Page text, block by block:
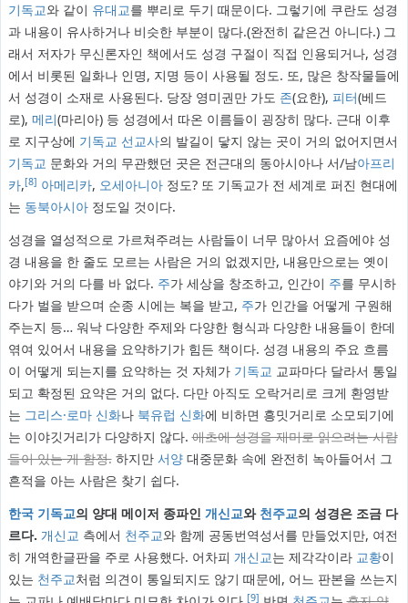
기독교와 같이 유대교를 뿌리로 두기 때문이다. 그렇기에 쿠란도 성경
과 내용이 유사하거나 비슷한 부분이 많다.(완전히 같은건 아니다.) 그
래서 저자가 무신론자인 책에서도 성경 구절이 직접 인용되거나, 성경
에서 비롯된 일화나 인명, 지명 등이 사용될 정도. 또, 많은 창작물들에
서 성경이 소재로 사용된다. 당장 영미권만 가도 존(요한), 피터(베드
로), 메리(마리아) 등 성경에서 따온 이름들이 굉장히 많다. 근대 이후
로 지구상에 기독교 선교사의 발길이 닿지 않는 곳이 거의 없어지면서
기독교 문화와 거의 무관했던 곳은 전근대의 동아시아나 서/남아프리
카,[8] 아메리카, 오세아니아정도? 또 기독교가 전 세계로 퍼진 현대에
는 동북아시아정도일 것이다.
성경을 열성적으로 가르쳐주려는 사람들이 너무 많아서 요즘에야 성
경 내용을 한 줄도 모르는 사람은 거의 없겠지만, 내용만으로는 옛이
야기와 거의 다를 바 없다. 주가 세상을 창조하고, 인간이 주를 무시하
다가 벌을 받으며 순종 시에는 복을 받고, 주가 인간을 어떻게 구원해
주는지 등… 워낙 다양한 주제와 다양한 형식과 다양한 내용들이 한데
엮여 있어서 내용을 요약하기가 힘든 책이다. 성경 내용의 주요 흐름
이 어떻게 되는지를 요약하는 것 자체가 기독교 교파마다 달라서 통일
되고 확정된 요약은 거의 없다. 다만 아직도 오락거리로 크게 환영받
는 그리스·로마 신화나 북유럽 신화에 비하면 흥밋거리로 소모되기에
는 이야깃거리가 다양하지 않다.애초에 성경을 재미로 읽으려는 사람
들이 있는 게 함정.하지만 서양대중문화 속에 완전히 녹아들어서 그
흔적을 아는 사람은 찾기 쉽다.
한국 기독교의 양대 메이저 종파인 개신교와 천주교의 성경은 조금 다
르다. 개신교 측에서 천주교와 함께 공동번역성서를 만들었지만, 여전
히 개역한글판을 주로 사용했다. 어차피 개신교는 제각각이라 교황이
있는 천주교처럼 의견이 통일되지도 않기 때문에, 어느 판본을 쓰는지
[9]